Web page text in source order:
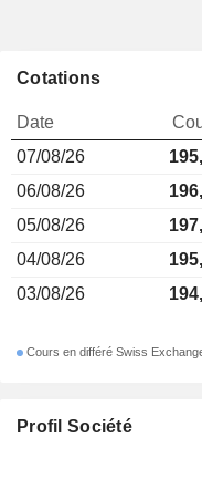
Profil Société
Cotations
Date
07/08/26
06/08/26
05/08/26
04/08/26
03/08/26
Cours en différé Swiss